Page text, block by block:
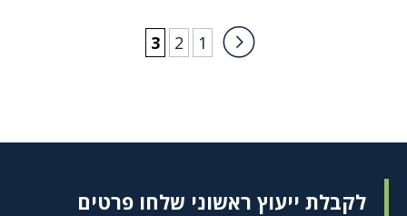
1
2
3
לקבלת ייעוץ ראשוני שלחו פרטים